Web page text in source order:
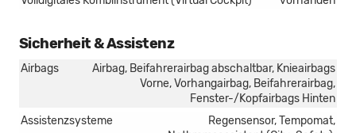
Sicherheit & Assistenz
Airbags
Airbag, Beifahrerairbag abschaltbar, Knieairbags
Vorne, Vorhangairbag, Beifahrerairbag,
Fenster-/Kopfairbags Hinten
Assistenzsysteme
Regensensor, Tempomat,